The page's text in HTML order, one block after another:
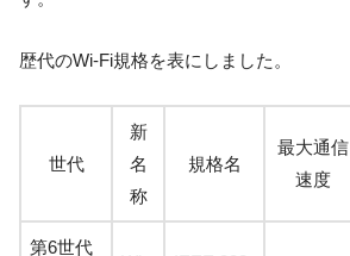
歴代のWi-Fi規格を表にしました。
世代
新
名
称
規格名
最大通信
速度
第6世代